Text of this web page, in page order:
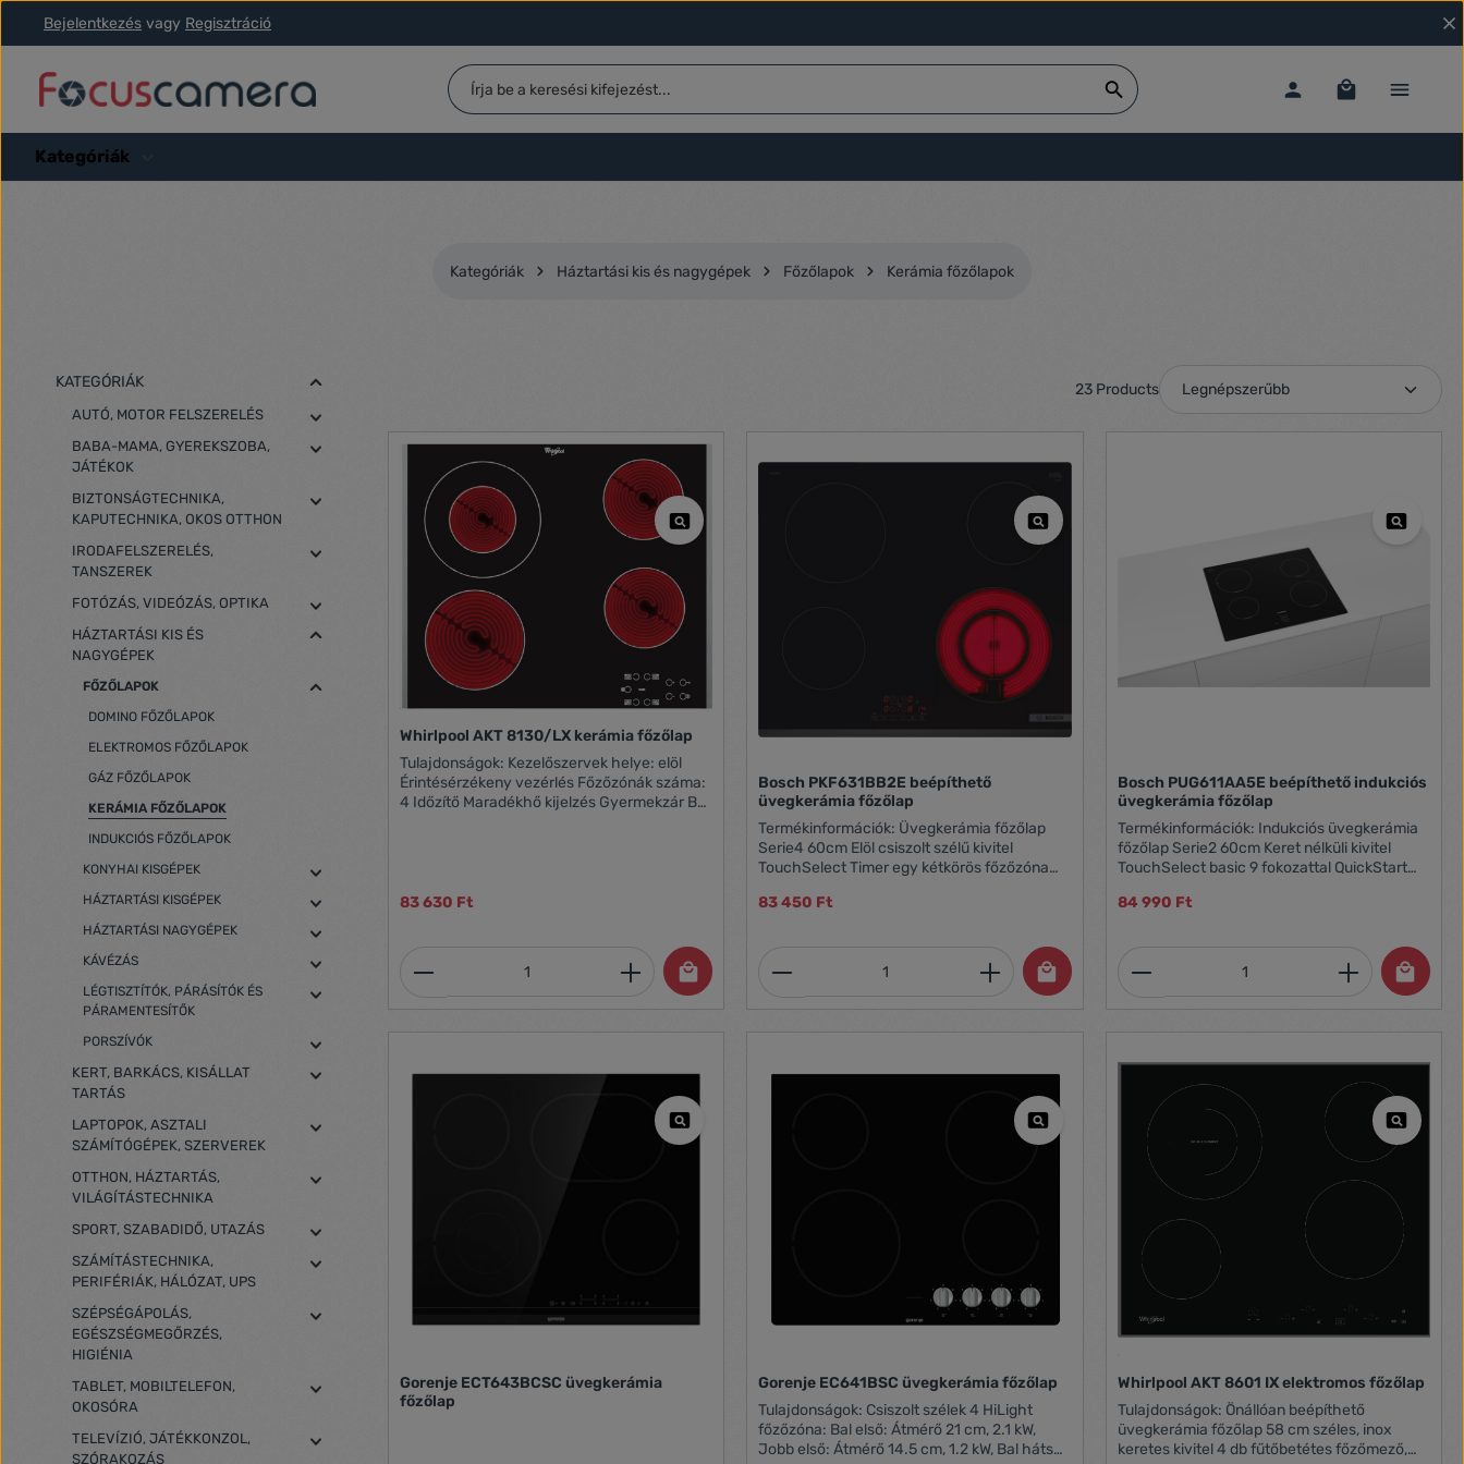
a fő tartalomra
Ugrás a kereséshez
Ugrás a fő navigációhoz
Bejelentkezés vagy Regisztráció
Kategóriák
Kategóriák Háztartási kis és nagygépek Főzőlapok Kerámia főzőlapok
KATEGÓRIÁK
AUTÓ, MOTOR FELSZERELÉS
BABA-MAMA, GYEREKSZOBA,
JÁTÉKOK
BIZTONSÁGTECHNIKA,
KAPUTECHNIKA, OKOS OTTHON
IRODAFELSZERELÉS,
TANSZEREK
FOTÓZÁS, VIDEÓZÁS, OPTIKA
HÁZTARTÁSI KIS ÉS
NAGYGÉPEK
FŐZŐLAPOK
DOMINO FŐZŐLAPOK
ELEKTROMOS FŐZŐLAPOK
GÁZ FŐZŐLAPOK
KERÁMIA FŐZŐLAPOK
INDUKCIÓS FŐZŐLAPOK
KONYHAI KISGÉPEK
HÁZTARTÁSI KISGÉPEK
HÁZTARTÁSI NAGYGÉPEK
KÁVÉZÁS
LÉGTISZTÍTÓK, PÁRÁSÍTÓK ÉS
PÁRAMENTESÍTŐK
PORSZÍVÓK
KERT, BARKÁCS, KISÁLLAT
TARTÁS
LAPTOPOK, ASZTALI
SZÁMÍTÓGÉPEK, SZERVEREK
OTTHON, HÁZTARTÁS,
VILÁGÍTÁSTECHNIKA
SPORT, SZABADIDŐ, UTAZÁS
SZÁMÍTÁSTECHNIKA,
PERIFÉRIÁK, HÁLÓZAT, UPS
SZÉPSÉGÁPOLÁS,
EGÉSZSÉGMEGŐRZÉS,
HIGIÉNIA
TABLET, MOBILTELEFON,
OKOSÓRA
TELEVÍZIÓ, JÁTÉKKONZOL,
SZÓRAKOZÁS
23 Products
Whirlpool AKT 8130/LX kerámia főzőlap
Tulajdonságok: Kezelőszervek helye: elöl
Érintésérzékeny vezérlés Főzőzónák száma:
4 Időzítő Maradékhő kijelzés Gyermekzár Bal
83 630 Ft
Termékmennyiség: Adja meg a kívánt mennyiséget, vagy használja a gombokat a
Bosch PKF631BB2E beépíthető
üvegkerámia főzőlap
Termékinformációk: Üvegkerámia főzőlap
Serie4 60cm Elöl csiszolt szélű kivitel
TouchSelect Timer egy kétkörös főzőzóna
83 450 Ft
Termékmennyiség: Adja meg a kívánt mennyiséget, vagy
Bosch PUG611AA5E beépíthető indukciós
üvegkerámia főzőlap
Termékinformációk: Indukciós üvegkerámia
főzőlap Serie2 60cm Keret nélküli kivitel
TouchSelect basic 9 fokozattal QuickStart
köthető
84 990 Ft
Termékmennyiség: Adja
Gorenje ECT643BCSC üvegkerámia
főzőlap
Gorenje EC641BSC üvegkerámia főzőlap
Tulajdonságok: Csiszolt szélek 4 HiLight
főzőzóna: Bal első: Átmérő 21 cm, 2.1 kW,
Jobb első: Átmérő 14.5 cm, 1.2 kW, Bal hátsó:
Whirlpool AKT 8601 IX elektromos főzőlap
Tulajdonságok: Önállóan beépíthető
üvegkerámia főzőlap 58 cm széles, inox
keretes kivitel 4 db fűtőbetétes főzőmező,